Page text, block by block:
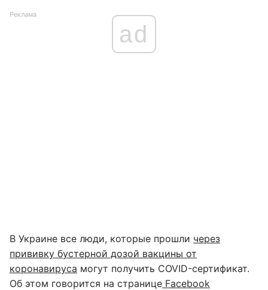
Реклама
ad
В Украине все люди, которые прошли через
прививку бустерной дозой вакцины от
коронавируса могут получить COVID-сертификат.
Об этом говорится на странице Facebook